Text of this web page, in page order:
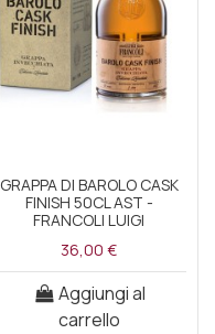
GRAPPA DI BAROLO CASK
FINISH 50CL AST -
FRANCOLI LUIGI
36,00 €
Aggiungi al
carrello